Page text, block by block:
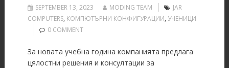
SEPTEMBER 13, 2023 MODING TEAM
JAR
COMPUTERS, КОМПЮТЪРНИ КОНФИГУРАЦИИ, УЧЕНИЦИ
0 COMMENT
За новата учебна година компанията предлага
цялостни решения и консултации за